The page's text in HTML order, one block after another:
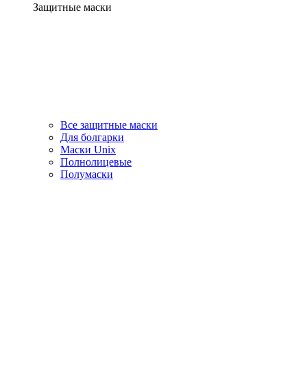
Защитные маски
Все защитные маски
Для болгарки
Маски Unix
Полнолицевые
Полумаски